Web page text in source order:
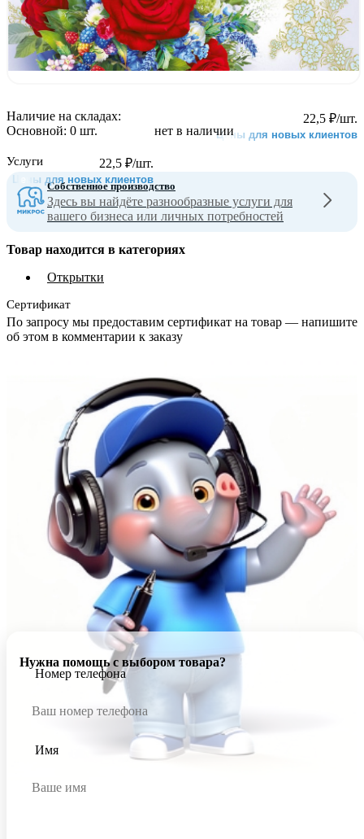
22,5 ₽/шт.
Цены для новых клиентов
нет в наличии
22,5 ₽/шт.
Цены для новых клиентов
Наличие на складах:
Основной: 0 шт.
Услуги
Собственное производство
Здесь вы найдёте разнообразные услуги для
вашего бизнеса или личных потребностей
Товар находится в категориях
Открытки
Сертификат
По запросу мы предоставим сертификат на товар — напишите
об этом в комментарии к заказу
Нужна помощь с выбором товара?
Номер телефона
Имя